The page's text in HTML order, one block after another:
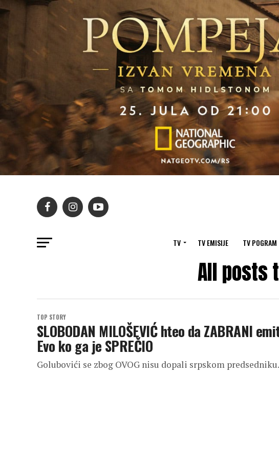
TV TV EMISIJE TV POGRAM
All posts
TOP STORY
SLOBODAN MILOŠEVIĆ hteo da ZABRANI
Evo ko ga je SPREČIO
Golubovići se zbog OVOG nisu dopali srpskom